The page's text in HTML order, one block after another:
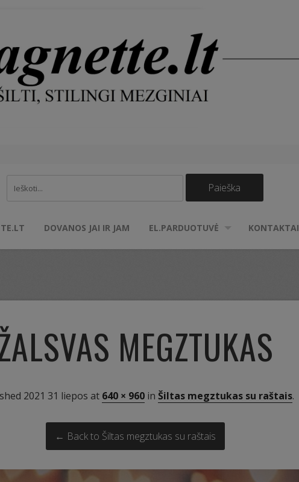
DOVANOS JAI IR JAM EL.PARDUOTUVĖ KONTAKTAI
MEGZTUKAS
2021 31 liepos at 640 × 960in Šiltas megztukas su raštais.
← Back to Šiltas megztukas su raštais